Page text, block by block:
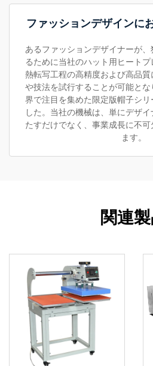
ファッションデザインに
あるファッションデザイナーが
るために当社のハット用ヒートプ
熱転写工程の高精度および高品
や技法を試行することが可能と
界で注目を集めた限定版帽子シ
した。当社の機械は、単にデザ
たすだけでなく、事業成長に不
ます。
関連